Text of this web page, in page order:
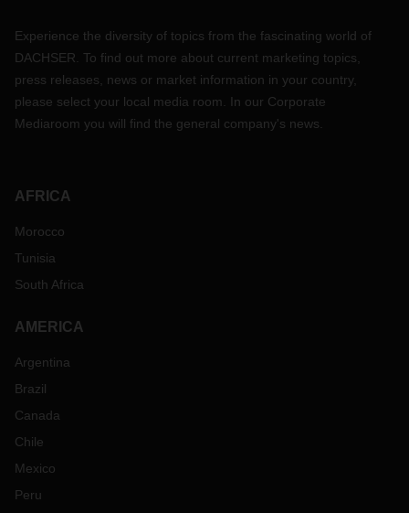
Experience the diversity of topics from the fascinating world of
DACHSER. To find out more about current marketing topics,
press releases, news or market information in your country,
please select your local media room. In our Corporate
Mediaroom you will find the general company's news.
AFRICA
Morocco
Tunisia
South Africa
AMERICA
Argentina
Brazil
Canada
Chile
Mexico
Peru